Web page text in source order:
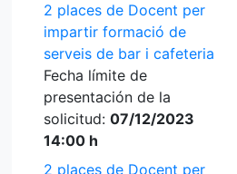
2 places de Docent per
impartir formació de
serveis de bar i cafeteria
Fecha límite de
presentación de la
solicitud: 07/12/2023
14:00 h
2 places de Docent per